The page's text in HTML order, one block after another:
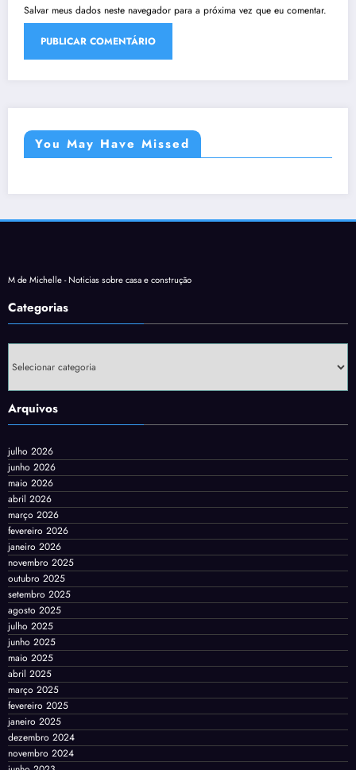
Salvar meus dados neste navegador para a próxima vez que eu comentar.
You May Have Missed
M de Michelle - Noticias sobre casa e construção
Categorias
Arquivos
julho 2026
junho 2026
maio 2026
abril 2026
março 2026
fevereiro 2026
janeiro 2026
novembro 2025
outubro 2025
setembro 2025
agosto 2025
julho 2025
junho 2025
maio 2025
abril 2025
março 2025
fevereiro 2025
janeiro 2025
dezembro 2024
novembro 2024